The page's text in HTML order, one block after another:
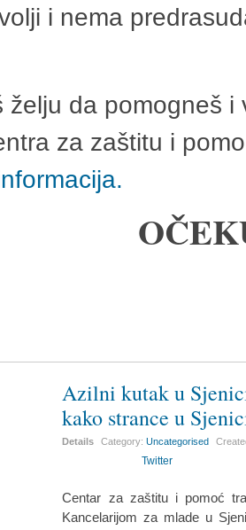
i nema
želju da pomogneš
za zaštitu i
Azilni kutak u
kako strance u
Details Category:Uncategorised
Twitter
Centar za zaštitu i pomoć
Kancelarijom za mlade u